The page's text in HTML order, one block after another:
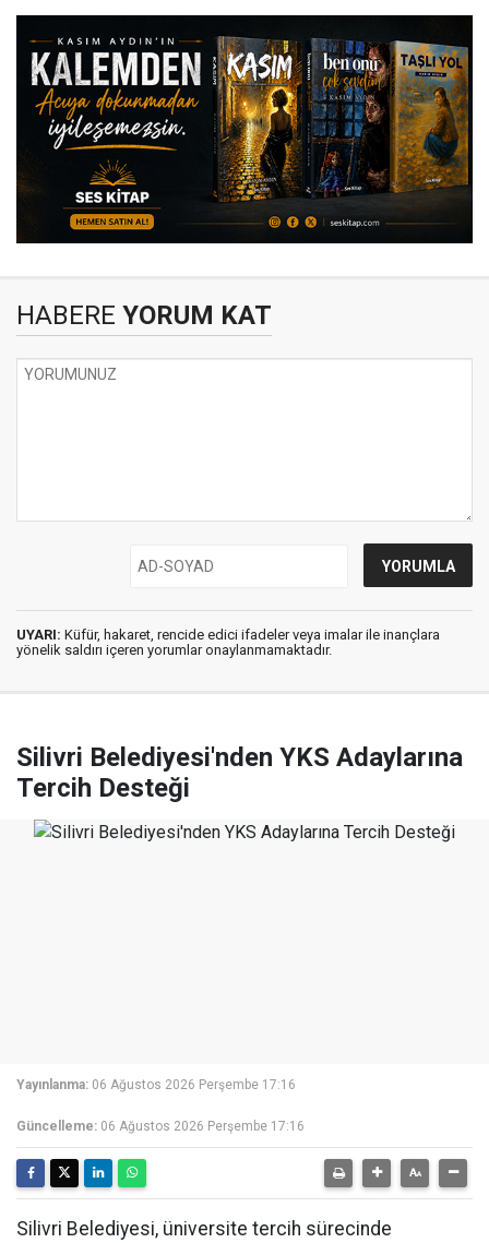
HABERE YORUM KAT
UYARI: Küfür, hakaret, rencide edici ifadeler veya imalar ile inançlara
yönelik saldırı içeren yorumlar onaylanmamaktadır.
Silivri Belediyesi'nden YKS Adaylarına
Tercih Desteği
Yayınlanma: 06 Ağustos 2026 Perşembe 17:16
Güncelleme: 06 Ağustos 2026 Perşembe 17:16
Silivri Belediyesi, üniversite tercih sürecinde